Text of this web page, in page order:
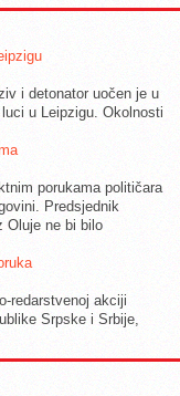
i detonator uočen je u
u Leipzigu. Okolnosti
porukama političara
Predsjednik
Oluje ne bi bilo
redarstvenoj akciji
Srpske i Srbije,